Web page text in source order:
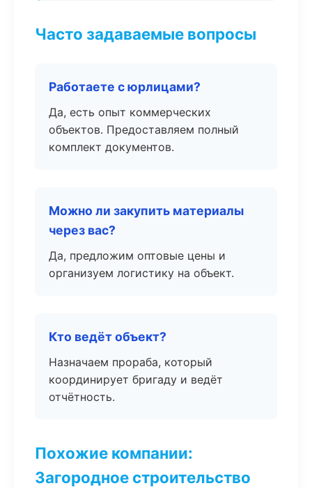
Часто задаваемые вопросы
Работаете с юрлицами?
Да, есть опыт коммерческих
объектов. Предоставляем полный
комплект документов.
Можно ли закупить материалы
через вас?
Да, предложим оптовые цены и
организуем логистику на объект.
Кто ведёт объект?
Назначаем прораба, который
координирует бригаду и ведёт
отчётность.
Похожие компании:
Загородное строительство